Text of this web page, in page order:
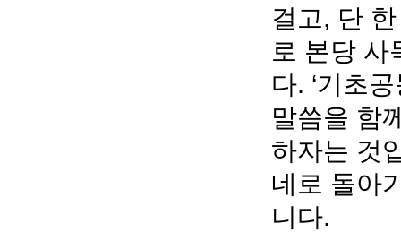
걸고, 단
로 본당 사
다. ‘기초
말씀을 함
하자는 것
네로 돌아
니다.